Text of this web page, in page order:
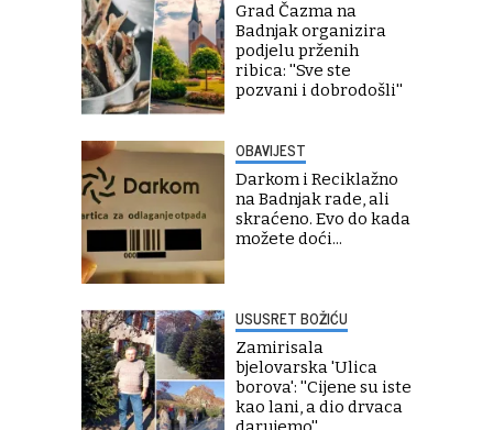
Grad Čazma na
Badnjak organizira
podjelu prženih
ribica: ''Sve ste
pozvani i dobrodošli''
OBAVIJEST
Darkom i Reciklažno
na Badnjak rade, ali
skraćeno. Evo do kada
možete doći...
USUSRET BOŽIĆU
Zamirisala
bjelovarska 'Ulica
borova': ''Cijene su iste
kao lani, a dio drvaca